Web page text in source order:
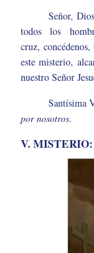
Señor,
todos los
cruz,
este misterio,
nuestro Señor
Santísima
por nosotros.
V.